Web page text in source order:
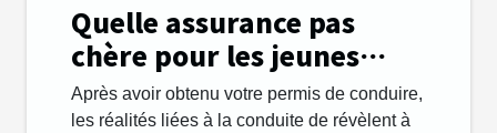
Quelle assurance pas
chère pour les jeunes
automobilistes ?
Après avoir obtenu votre permis de conduire,
les réalités liées à la conduite de révèlent à